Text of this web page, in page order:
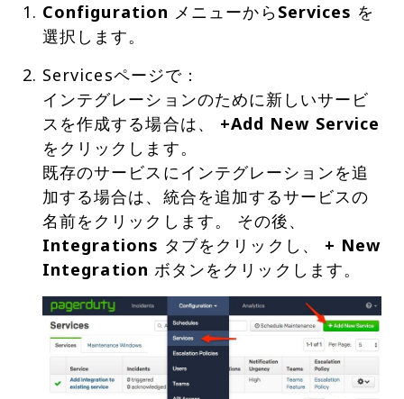
Configuration メニューからServices を
選択します。
Servicesページで：
インテグレーションのために新しいサービ
スを作成する場合は、 +Add New Service
をクリックします。
既存のサービスにインテグレーションを追
加する場合は、統合を追加するサービスの
名前をクリックします。 その後、
Integrations タブをクリックし、 + New
Integration